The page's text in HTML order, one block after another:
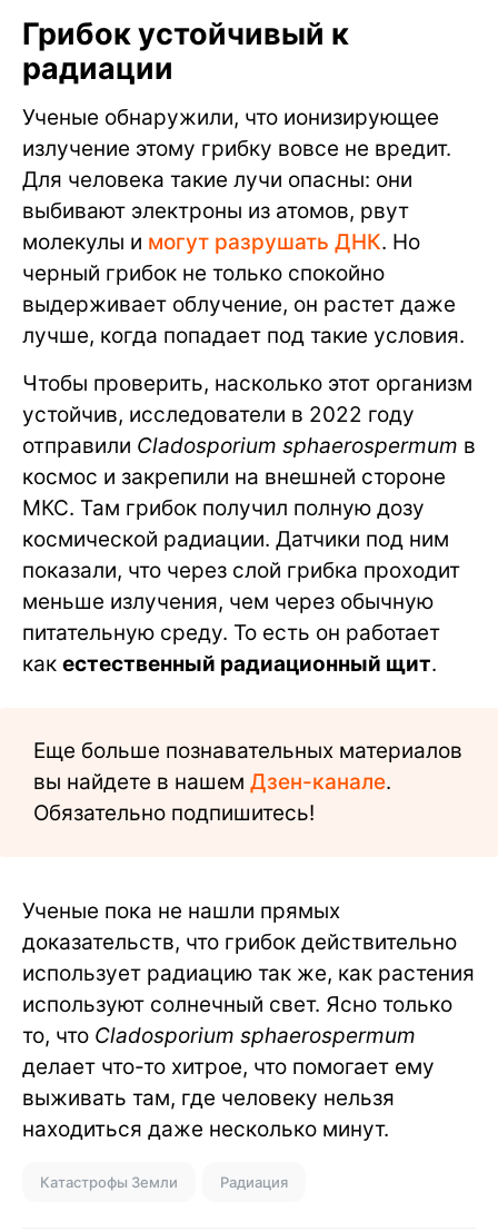
Грибок устойчивый к
радиации
Ученые обнаружили, что ионизирующее
излучение этому грибку вовсе не вредит.
Для человека такие лучи опасны: они
выбивают электроны из атомов, рвут
молекулы и могут разрушать ДНК. Но
черный грибок не только спокойно
выдерживает облучение, он растет даже
лучше, когда попадает под такие условия.
Чтобы проверить, насколько этот организм
устойчив, исследователи в 2022 году
отправили Cladosporium sphaerospermum в
космос и закрепили на внешней стороне
МКС. Там грибок получил полную дозу
космической радиации. Датчики под ним
показали, что через слой грибка проходит
меньше излучения, чем через обычную
питательную среду. То есть он работает
как естественный радиационный щит.
Еще больше познавательных материалов
вы найдете в нашем Дзен-канале.
Обязательно подпишитесь!
Ученые пока не нашли прямых
доказательств, что грибок действительно
использует радиацию так же, как растения
используют солнечный свет. Ясно только
то, что Cladosporium sphaerospermum
делает что-то хитрое, что помогает ему
выживать там, где человеку нельзя
находиться даже несколько минут.
Катастрофы Земли Радиация